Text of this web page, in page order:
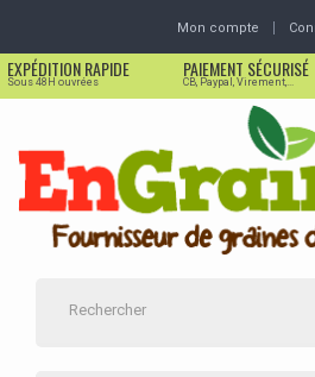
Mon compte
EXPÉDITION RAPIDE
Sous 48H ouvrées
PAIEMENT SÉCURISÉ
CB, Paypal, Virement,...